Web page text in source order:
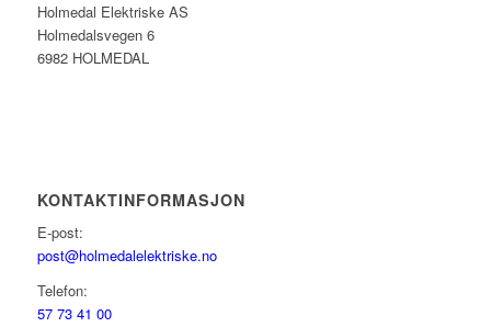
Holmedal Elektriske AS
Holmedalsvegen 6
6982 HOLMEDAL
KONTAKTINFORMASJON
E-post:
post@holmedalelektriske.no
Telefon:
57 73 41 00